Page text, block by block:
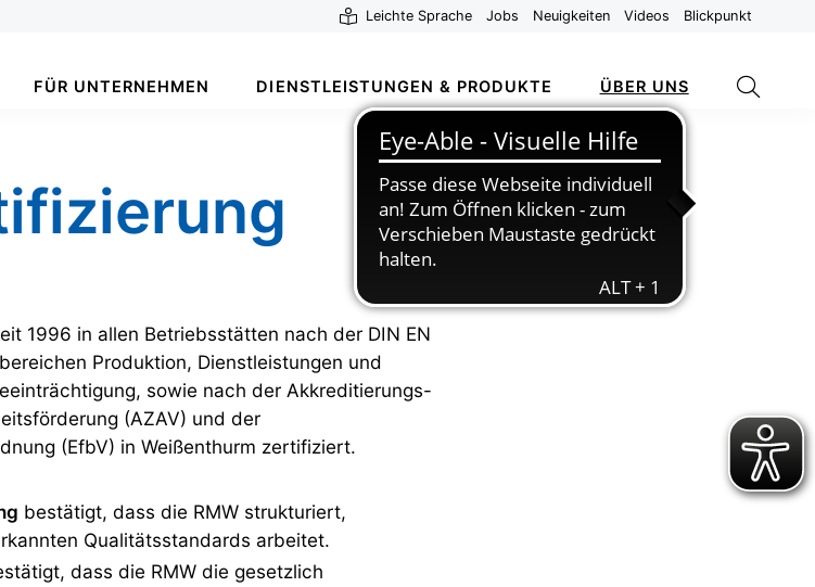
Leichte Sprache Jobs Neuigkeiten Videos Blickpunkt
FÜR UNTERNEHMEN DIENSTLEISTUNGEN & PRODUKTE ÜBER UNS
1996 in allen Betriebsstätten nach der DIN EN
Produktion, Dienstleistungen und
sowie nach der Akkreditierungs-
(AZAV) und der
(EfbV) in Weißenthurm zertifiziert.
bestätigt, dass die RMW strukturiert,
Qualitätsstandards arbeitet.
dass die RMW die gesetzlich